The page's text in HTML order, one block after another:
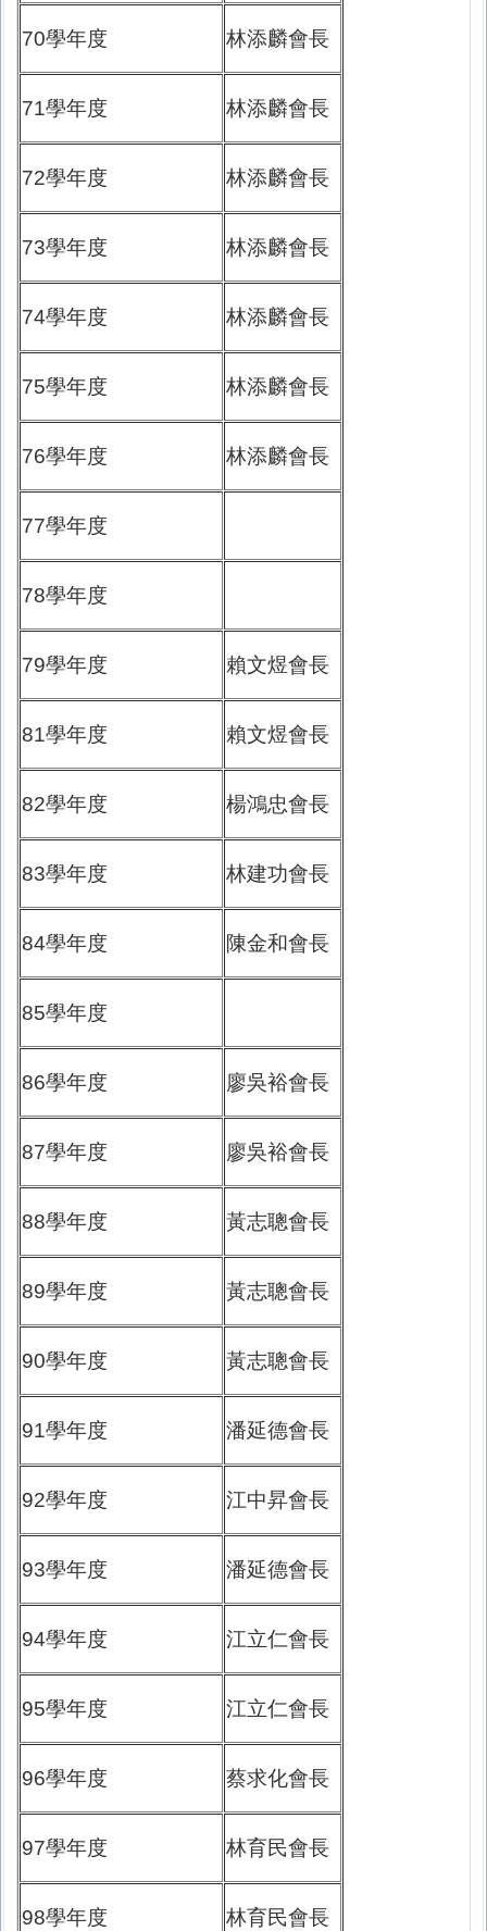
70學年度 林添麟會長
71學年度 林添麟會長
72學年度 林添麟會長
73學年度 林添麟會長
74學年度 林添麟會長
75學年度 林添麟會長
76學年度 林添麟會長
77學年度
78學年度
79學年度 賴文煜會長
81學年度 賴文煜會長
82學年度 楊鴻忠會長
83學年度 林建功會長
84學年度 陳金和會長
85學年度
86學年度 廖吳裕會長
87學年度 廖吳裕會長
88學年度 黃志聰會長
89學年度 黃志聰會長
90學年度 黃志聰會長
91學年度 潘延德會長
92學年度 江中昇會長
93學年度 潘延德會長
94學年度 江立仁會長
95學年度 江立仁會長
96學年度 蔡求化會長
97學年度 林育民會長
98學年度 林育民會長